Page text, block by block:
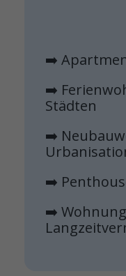
➡️
➡️
Städten
➡️
➡️
➡️